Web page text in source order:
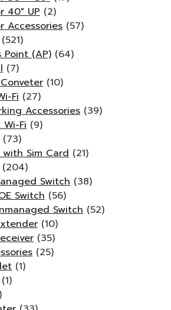
40" UP (2)
Accessories (57)
(521)
Point (AP) (64)
(7)
(10)
Fi (27)
Accessories (39)
Fi (9)
(73)
with Sim Card (21)
(204)
Switch (38)
Switch (56)
Switch (52)
(10)
(35)
(25)
(1)
(1)